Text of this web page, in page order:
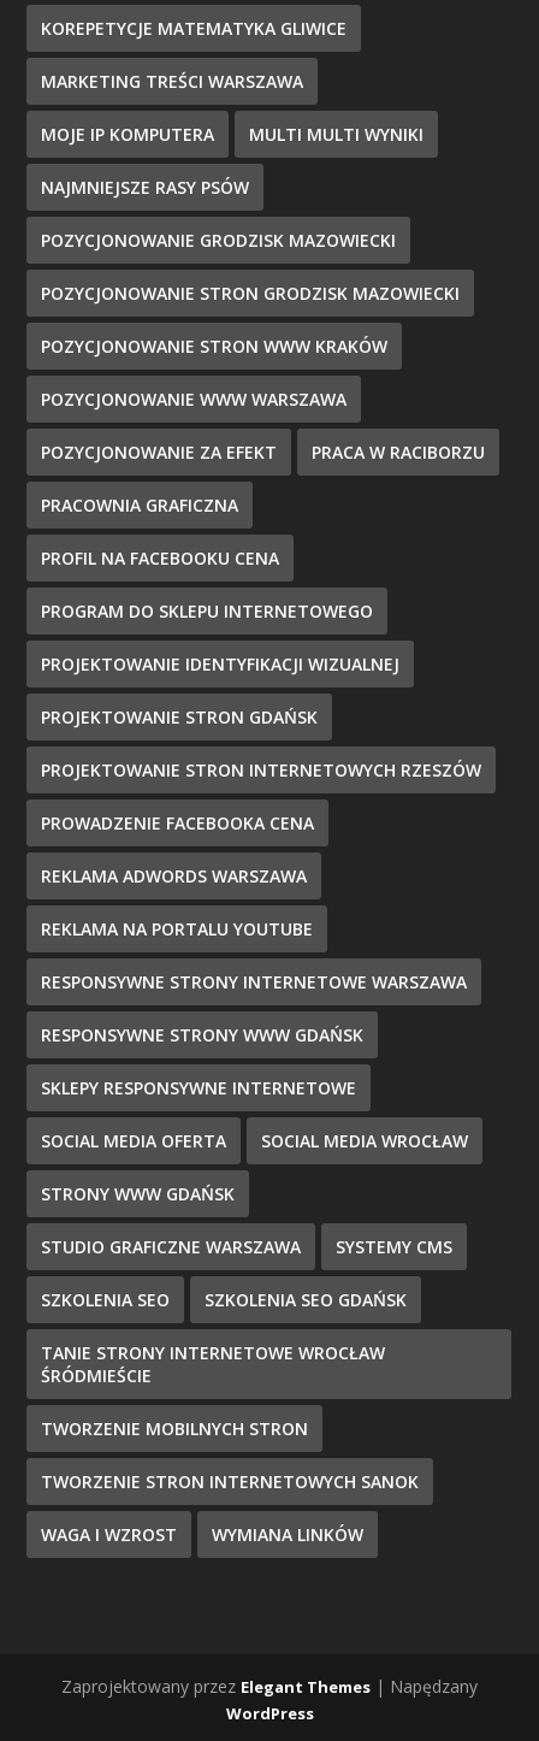
KOREPETYCJE MATEMATYKA GLIWICE
MARKETING TREŚCI WARSZAWA
MOJE IP KOMPUTERA MULTI MULTI WYNIKI
NAJMNIEJSZE RASY PSÓW
POZYCJONOWANIE GRODZISK MAZOWIECKI
POZYCJONOWANIE STRON GRODZISK MAZOWIECKI
POZYCJONOWANIE STRON WWW KRAKÓW
POZYCJONOWANIE WWW WARSZAWA
POZYCJONOWANIE ZA EFEKT PRACA W RACIBORZU
PRACOWNIA GRAFICZNA
PROFIL NA FACEBOOKU CENA
PROGRAM DO SKLEPU INTERNETOWEGO
PROJEKTOWANIE IDENTYFIKACJI WIZUALNEJ
PROJEKTOWANIE STRON GDAŃSK
PROJEKTOWANIE STRON INTERNETOWYCH RZESZÓW
PROWADZENIE FACEBOOKA CENA
REKLAMA ADWORDS WARSZAWA
REKLAMA NA PORTALU YOUTUBE
RESPONSYWNE STRONY INTERNETOWE WARSZAWA
RESPONSYWNE STRONY WWW GDAŃSK
SKLEPY RESPONSYWNE INTERNETOWE
SOCIAL MEDIA OFERTA SOCIAL MEDIA WROCŁAW
STRONY WWW GDAŃSK
STUDIO GRAFICZNE WARSZAWA SYSTEMY CMS
SZKOLENIA SEO SZKOLENIA SEO GDAŃSK
TANIE STRONY INTERNETOWE WROCŁAW
ŚRÓDMIEŚCIE
TWORZENIE MOBILNYCH STRON
TWORZENIE STRON INTERNETOWYCH SANOK
WAGA I WZROST WYMIANA LINKÓW
Zaprojektowany przez Elegant Themes | Napędzany
WordPress